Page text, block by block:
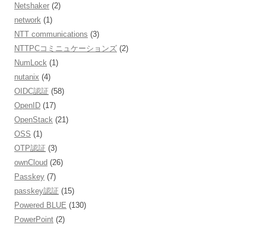
Netshaker (2)
network (1)
NTT communications (3)
NTTPCコミニュケーションズ (2)
NumLock (1)
nutanix (4)
OIDC認証 (58)
OpenID (17)
OpenStack (21)
OSS (1)
OTP認証 (3)
ownCloud (26)
Passkey (7)
passkey認証 (15)
Powered BLUE (130)
PowerPoint (2)